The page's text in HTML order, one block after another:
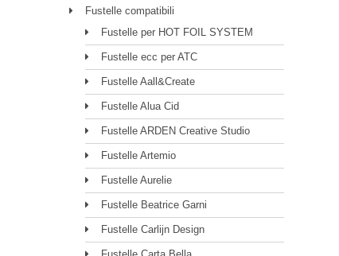
Fustelle compatibili
Fustelle per HOT FOIL SYSTEM
Fustelle ecc per ATC
Fustelle Aall&Create
Fustelle Alua Cid
Fustelle ARDEN Creative Studio
Fustelle Artemio
Fustelle Aurelie
Fustelle Beatrice Garni
Fustelle Carlijn Design